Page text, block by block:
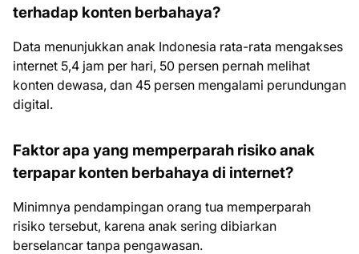
terhadap konten berbahaya?
Data menunjukkan anak Indonesia rata-rata mengakses
internet 5,4 jam per hari, 50 persen pernah melihat
konten dewasa, dan 45 persen mengalami perundungan
digital.
Faktor apa yang memperparah risiko anak
terpapar konten berbahaya di internet?
Minimnya pendampingan orang tua memperparah
risiko tersebut, karena anak sering dibiarkan
berselancar tanpa pengawasan.